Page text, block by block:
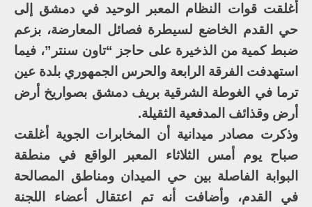
أغلقت قوات النظام المعبر الوحيد في دمشق إلى
حي القدم الخاضع لسيطرة فصائل المعارضة، بزعم
ضبط كمية من الذخيرة على حاجز “تاون سنتر”، فيما
استهدفت الفرقة الرابعة والحرس الجمهوري بلدة عين
ترما في الغوطة الشرقية بريف دمشق بصواريخ أرض
أرض وقذائف المدفعية الثقيلة.
وذكرت مصادر ميدانية أن المخابرات الجوية أغلقت
صباح يوم أمس الثلاثاء المعبر الواقع في منطقة
البوابة الفاصلة بين حي الميدان ومناطق المصالحة
في القدم، وأضافت أنه تم اعتقال أعضاء اللجنة